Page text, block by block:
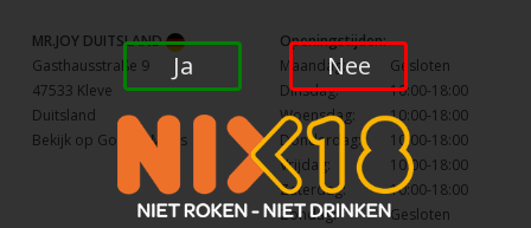
MR.JOY DUITSLAND
Gasthausstraße 9
47533 Kleve
Duitsland
Bekijk op Google Maps
Openingstijden:
Maandag:
Gesloten
Dinsdag:
10:00-18:00
Woensdag:
10:00-18:00
Donderdag:
10:00-18:00
Vrijdag:
10:00-18:00
Zaterdag:
10:00-18:00
Zondag:
Gesloten
Ja Nee